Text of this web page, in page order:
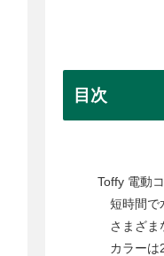
目次
Toffy 電動
短時間で
さまざま
カラーは